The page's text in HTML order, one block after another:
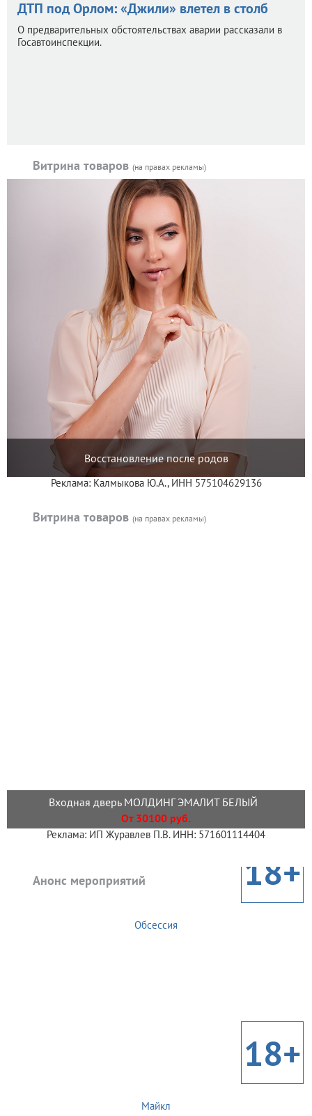
ДТП под Орлом: «Джили» влетел в столб
О предварительных обстоятельствах аварии рассказали в
Госавтоинспекции.
Витрина товаров (на правах рекламы)
Восстановление после родов
Реклама: Калмыкова Ю.А., ИНН 575104629136
Витрина товаров (на правах рекламы)
Входная дверь МОЛДИНГ ЭМАЛИТ БЕЛЫЙ
От 30100 руб.
Реклама: ИП Журавлев П.В. ИНН: 571601114404
Анонс мероприятий 18+
Обсессия
18+
Майкл